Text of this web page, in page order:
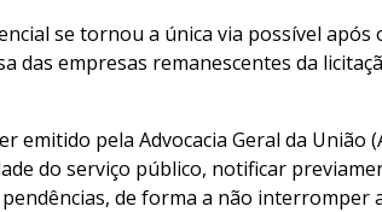
se tornou a única via possível após
das empresas remanescentes da
emitido pela Advocacia Geral da União
do serviço público, notificar
de forma a não interromper